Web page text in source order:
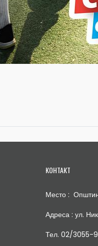
КОНТАКТ
Место :
Адреса : ул.
Тел. 02/3055-